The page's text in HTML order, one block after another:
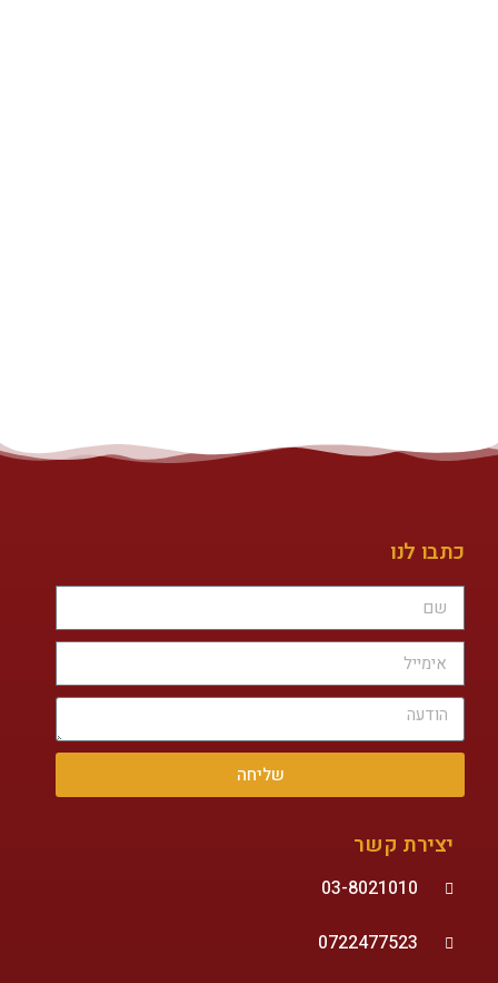
כתבו לנו
שליחה
יצירת קשר
03-8021010
0722477523